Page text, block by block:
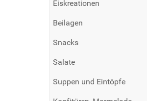
Eiskreationen
Beilagen
Snacks
Salate
Suppen und Eintöpfe